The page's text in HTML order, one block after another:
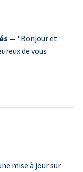
— "Bonjour et
de vous
mise à jour sur